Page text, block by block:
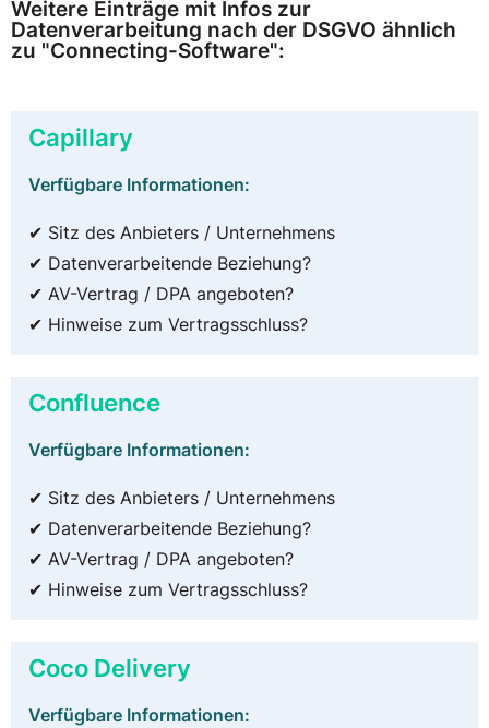
Weitere Einträge mit Infos zur
Datenverarbeitung nach der DSGVO ähnlich
zu "Connecting-Software":
Capillary
Verfügbare Informationen:
✔ Sitz des Anbieters / Unternehmens
✔ Datenverarbeitende Beziehung?
✔ AV-Vertrag / DPA angeboten?
✔ Hinweise zum Vertragsschluss?
Confluence
Verfügbare Informationen:
✔ Sitz des Anbieters / Unternehmens
✔ Datenverarbeitende Beziehung?
✔ AV-Vertrag / DPA angeboten?
✔ Hinweise zum Vertragsschluss?
Coco Delivery
Verfügbare Informationen: